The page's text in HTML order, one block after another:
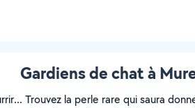
Gardiens de chat à
Trouvez la perle rare qui saura